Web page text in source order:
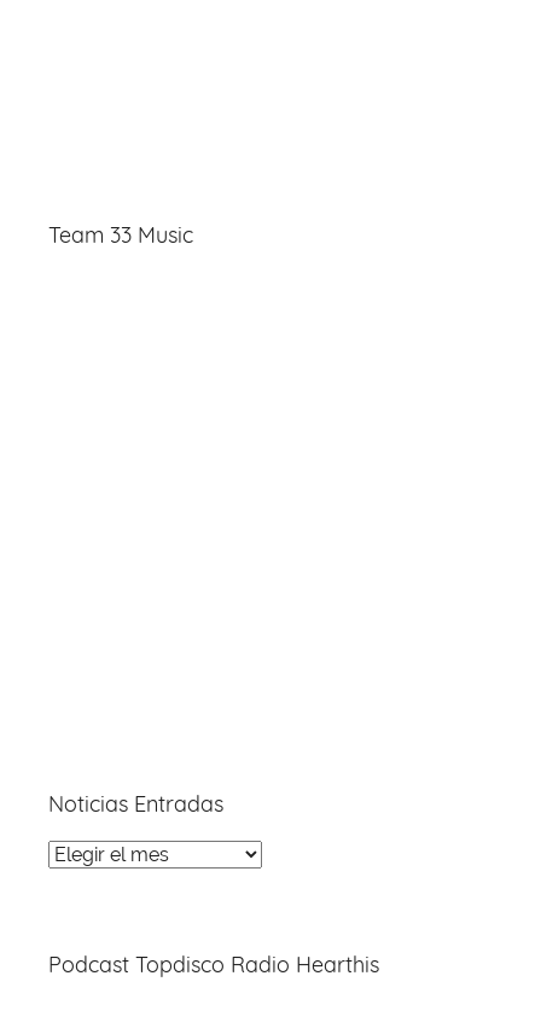
Team 33 Music
Noticias Entradas
Noticias
Podcast Topdisco Radio Hearthis